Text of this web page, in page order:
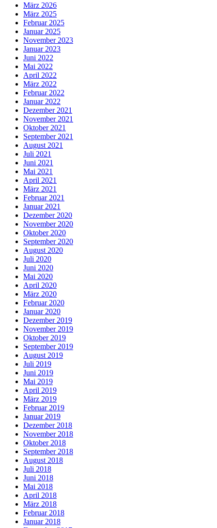
März 2026
März 2025
Februar 2025
Januar 2025
November 2023
Januar 2023
Juni 2022
Mai 2022
April 2022
März 2022
Februar 2022
Januar 2022
Dezember 2021
November 2021
Oktober 2021
September 2021
August 2021
Juli 2021
Juni 2021
Mai 2021
April 2021
März 2021
Februar 2021
Januar 2021
Dezember 2020
November 2020
Oktober 2020
September 2020
August 2020
Juli 2020
Juni 2020
Mai 2020
April 2020
März 2020
Februar 2020
Januar 2020
Dezember 2019
November 2019
Oktober 2019
September 2019
August 2019
Juli 2019
Juni 2019
Mai 2019
April 2019
März 2019
Februar 2019
Januar 2019
Dezember 2018
November 2018
Oktober 2018
September 2018
August 2018
Juli 2018
Juni 2018
Mai 2018
April 2018
März 2018
Februar 2018
Januar 2018